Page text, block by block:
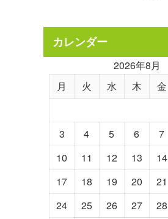
カレンダー
2026年8月
月
火 水 木 金
3
4 5 6 7
10
11 12 13 14
17
18 19 20 21
24
25 26 27 28